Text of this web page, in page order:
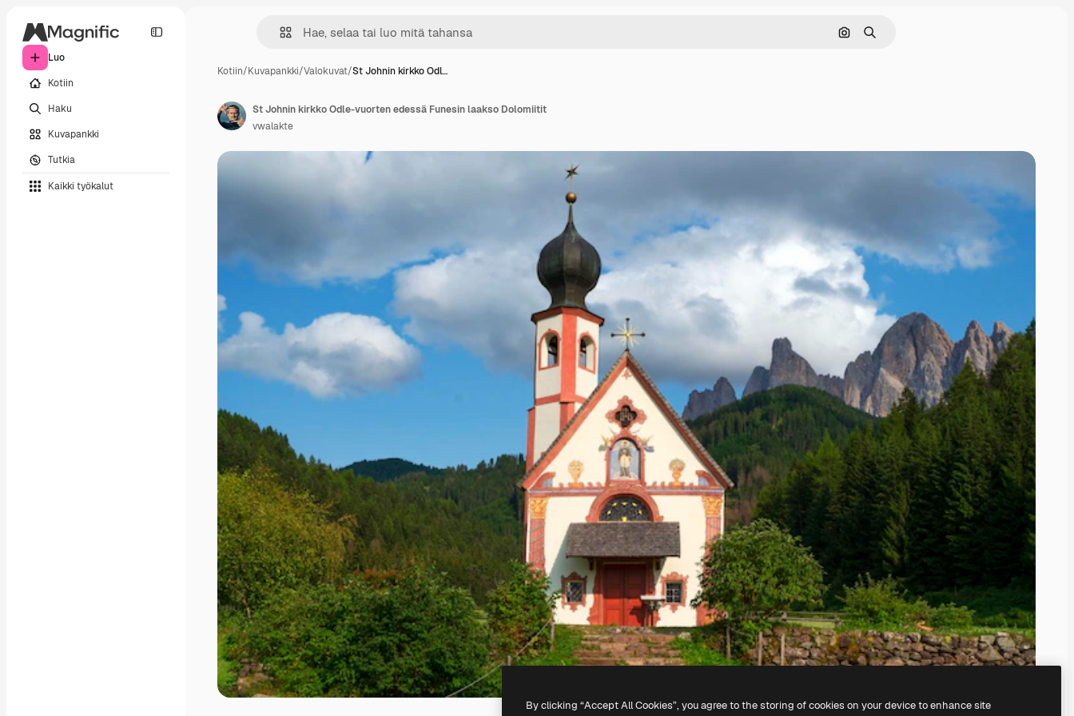
Luo
Kotiin
Haku
Kuvapankki
Tutkia
Kaikki työkalut
Hae kuvan perusteella
Haku
Kotiin/Kuvapankki/Valokuvat/St Johnin kirkko Odl…
St Johnin kirkko Odle-vuorten edessä Funesin laakso Dolomiitit
vwalakte
By clicking “Accept All Cookies”, you agree to the storing of cookies on your device to enhance site